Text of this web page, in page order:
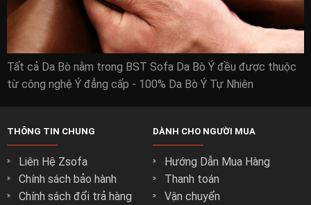
Tất cả Da Bò nằm trong BST Sofa Da Bò Ý đều được thuộc
từ công nghệ Ý đẳng cấp - 100% Da Bò Ý Tự Nhiên
THÔNG TIN CHUNG
Liên Hệ Zsofa
Chính sách bảo hành
Chính sách đổi trả hàng
DÀNH CHO NGƯỜI MUA
Hướng Dẫn Mua Hàng
Thanh toán
Vận chuyển